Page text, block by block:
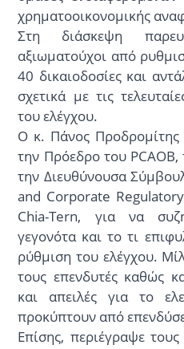
χρηματοοικονομικής
Στη διάσκεψη
αξιωματούχοι από
40 δικαιοδοσίες και
σχετικά με τις
του ελέγχου.
Ο κ. Πάνος Προδρομίτης
την Πρόεδρο του
την Διευθύνουσα
and Corporate
Chia-Tern, για να
γεγονότα και το τι
ρύθμιση του ελέγχου.
τους επενδυτές καθώς
και απειλές για το
προκύπτουν από
Επίσης, περιέγραψε